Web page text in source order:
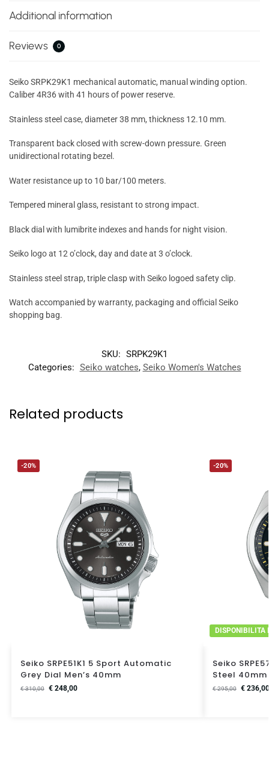
Additional information
Reviews 0
Seiko SRPK29K1 mechanical automatic, manual winding option.
Caliber 4R36 with 41 hours of power reserve.
Stainless steel case, diameter 38 mm, thickness 12.10 mm.
Transparent back closed with screw-down pressure. Green
unidirectional rotating bezel.
Water resistance up to 10 bar/100 meters.
Tempered mineral glass, resistant to strong impact.
Black dial with lumibrite indexes and hands for night vision.
Seiko logo at 12 o’clock, day and date at 3 o’clock.
Stainless steel strap, triple clasp with Seiko logoed safety clip.
Watch accompanied by warranty, packaging and official Seiko
shopping bag.
SKU: SRPK29K1
Categories: Seiko watches, Seiko Women's Watches
Related products
-20%
Seiko SRPE51K1 5 Sport Automatic
Grey Dial Men’s 40mm
€310,00 €248,00
-20%
DISPONIBILITA
Seiko
Steel 40mm
€295,00 €236,00